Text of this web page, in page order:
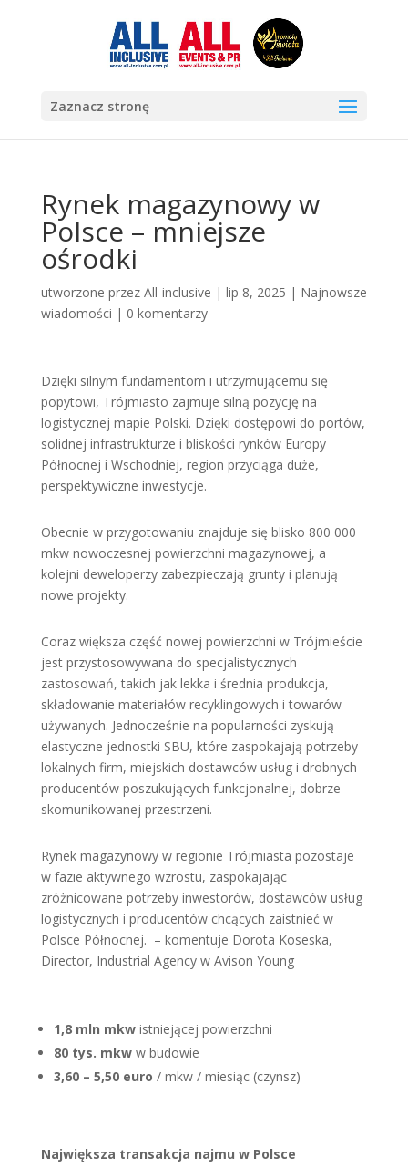
Zaznacz stronę
Rynek magazynowy w
Polsce – mniejsze
ośrodki
utworzone przez All-inclusive | lip 8, 2025 | Najnowsze
wiadomości | 0 komentarzy
Dzięki silnym fundamentom i utrzymującemu się
popytowi, Trójmiasto zajmuje silną pozycję na
logistycznej mapie Polski. Dzięki dostępowi do portów,
solidnej infrastrukturze i bliskości rynków Europy
Północnej i Wschodniej, region przyciąga duże,
perspektywiczne inwestycje.
Obecnie w przygotowaniu znajduje się blisko 800 000
mkw nowoczesnej powierzchni magazynowej, a
kolejni deweloperzy zabezpieczają grunty i planują
nowe projekty.
Coraz większa część nowej powierzchni w Trójmieście
jest przystosowywana do specjalistycznych
zastosowań, takich jak lekka i średnia produkcja,
składowanie materiałów recyklingowych i towarów
używanych. Jednocześnie na popularności zyskują
elastyczne jednostki SBU, które zaspokajają potrzeby
lokalnych firm, miejskich dostawców usług i drobnych
producentów poszukujących funkcjonalnej, dobrze
skomunikowanej przestrzeni.
Rynek magazynowy w regionie Trójmiasta pozostaje
w fazie aktywnego wzrostu, zaspokajając
zróżnicowane potrzeby inwestorów, dostawców usług
logistycznych i producentów chcących zaistnieć w
Polsce Północnej. – komentuje Dorota Koseska,
Director, Industrial Agency w Avison Young
1,8 mln mkwistniejącej powierzchni
80 tys. mkww budowie
3,60 – 5,50 euro / mkw / miesiąc (czynsz)
Największa transakcja najmu w Polsce